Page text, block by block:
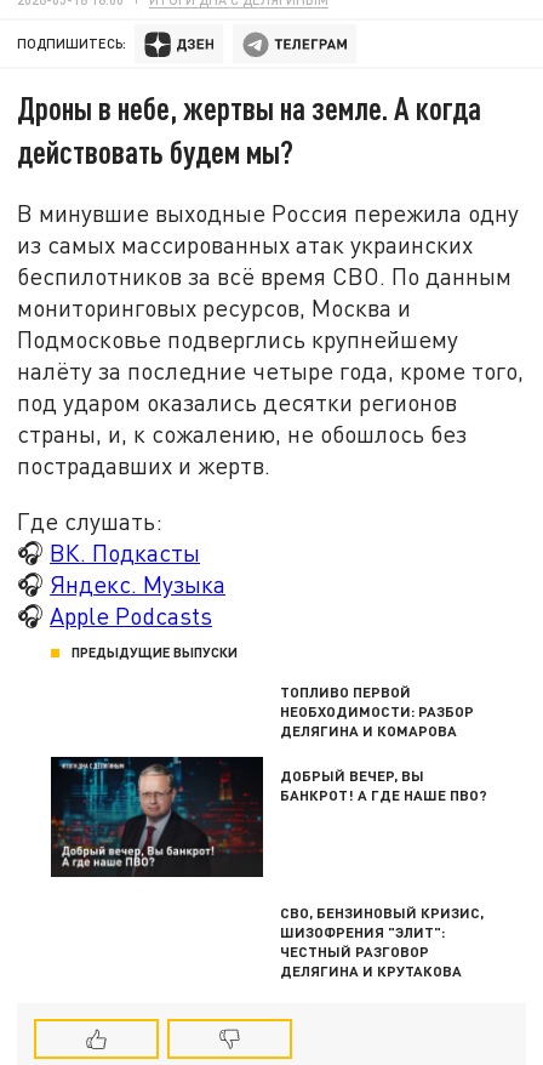
ПОДПИШИТЕСЬ:
Дроны в небе, жертвы на земле. А когда
действовать будем мы?
В минувшие выходные Россия пережила одну
из самых массированных атак украинских
беспилотников за всё время СВО. По данным
мониторинговых ресурсов, Москва и
Подмосковье подверглись крупнейшему
налёту за последние четыре года, кроме того,
под ударом оказались десятки регионов
страны, и, к сожалению, не обошлось без
пострадавших и жертв.
Где слушать:
🎧 ВК. Подкасты
🎧 Яндекс. Музыка
🎧 Apple Podcasts
ПРЕДЫДУЩИЕ ВЫПУСКИ
ТОПЛИВО ПЕРВОЙ
НЕОБХОДИМОСТИ: РАЗБОР
ДЕЛЯГИНА И КОМАРОВА
ДОБРЫЙ ВЕЧЕР, ВЫ
БАНКРОТ! А ГДЕ НАШЕ ПВО?
СВО, БЕНЗИНОВЫЙ КРИЗИС,
ШИЗОФРЕНИЯ "ЭЛИТ":
ЧЕСТНЫЙ РАЗГОВОР
ДЕЛЯГИНА И КРУТАКОВА